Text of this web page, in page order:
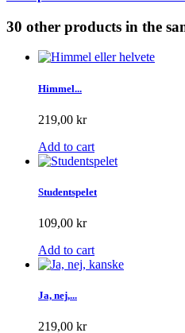
30 other products in the
Himmel...
219,00 kr
Add to cart
Studentspelet
109,00 kr
Add to cart
Ja, nej,...
219,00 kr